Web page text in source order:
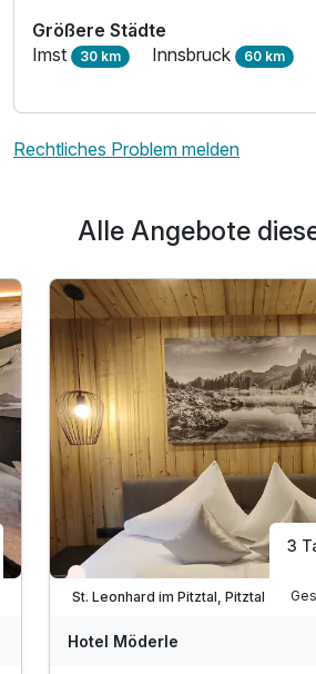
Größere Städte
Imst 30 km Innsbruck 60 km
Rechtliches Problem melden
Alle Angebote
Nur noch Restplätze
St. Leonhard im Pitztal, Pitztal
3
Hotel Möderle